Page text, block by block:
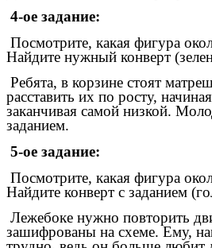
4-ое задание:
Посмотрите, какая фигура
Найдите нужный конверт
Ребята, в корзине стоят
расставить их по росту,
заканчивая самой низкой.
заданием.
5-ое задание:
Посмотрите, какая фигура
Найдите конверт с заданием
Лежебоке нужно повторить
зашифрованы на схеме. Ему,